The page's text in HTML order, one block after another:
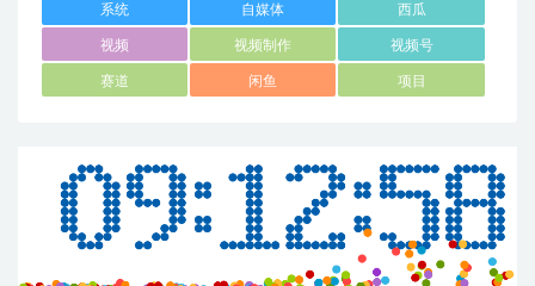
系统 自媒体 西瓜
视频 视频制作 视频号
赛道 闲鱼 项目